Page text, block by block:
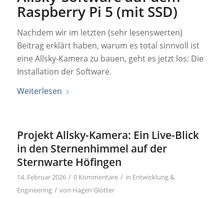
Raspberry Pi 5 (mit SSD)
Nachdem wir im letzten (sehr lesenswerten)
Beitrag erklärt haben, warum es total sinnvoll ist
eine Allsky-Kamera zu bauen, geht es jetzt los: Die
Installation der Software.
Weiterlesen
Projekt Allsky-Kamera: Ein Live-Blick
in den Sternenhimmel auf der
Sternwarte Höfingen
14. Februar 2026 / 0 Kommentare / in Entwicklung &
Engineering / von Hagen Glötter